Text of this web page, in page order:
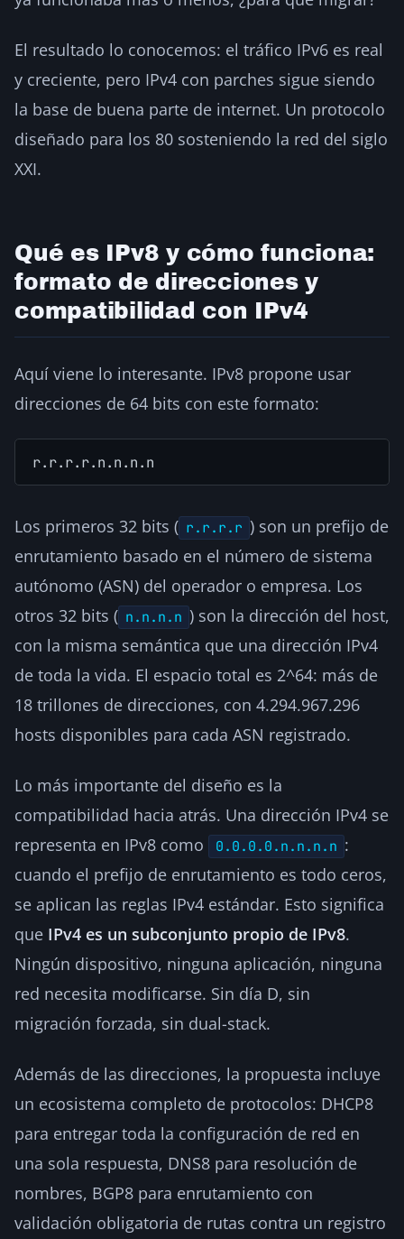
El resultado lo conocemos: el tráfico IPv6 es real
y creciente, pero IPv4 con parches sigue siendo
la base de buena parte de internet. Un protocolo
diseñado para los 80 sosteniendo la red del siglo
XXI.
Qué es IPv8 y cómo funciona:
formato de direcciones y
compatibilidad con IPv4
Aquí viene lo interesante. IPv8 propone usar
direcciones de 64 bits con este formato:
r.r.r.r.n.n.n.n
Los primeros 32 bits ( r.r.r.r ) son un prefijo de
enrutamiento basado en el número de sistema
autónomo (ASN) del operador o empresa. Los
otros 32 bits ( n.n.n.n ) son la dirección del host,
con la misma semántica que una dirección IPv4
de toda la vida. El espacio total es 2^64: más de
18 trillones de direcciones, con 4.294.967.296
hosts disponibles para cada ASN registrado.
Lo más importante del diseño es la
compatibilidad hacia atrás. Una dirección IPv4 se
representa en IPv8 como
0.0.0.0.n.n.n.n :
cuando el prefijo de enrutamiento es todo ceros,
se aplican las reglas IPv4 estándar. Esto significa
que IPv4 es un subconjunto propio de IPv8.
Ningún dispositivo, ninguna aplicación, ninguna
red necesita modificarse. Sin día D, sin
migración forzada, sin dual-stack.
Además de las direcciones, la propuesta incluye
un ecosistema completo de protocolos: DHCP8
para entregar toda la configuración de red en
una sola respuesta, DNS8 para resolución de
nombres, BGP8 para enrutamiento con
validación obligatoria de rutas contra un registro